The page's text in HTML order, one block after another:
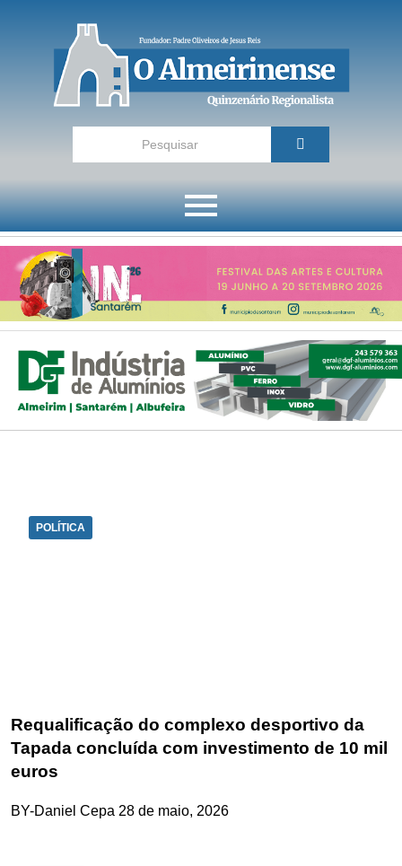
POLÍTICA
Requalificação do complexo desportivo da
Tapada concluída com investimento de 10 mil
euros
BY-Daniel Cepa 28 de maio, 2026